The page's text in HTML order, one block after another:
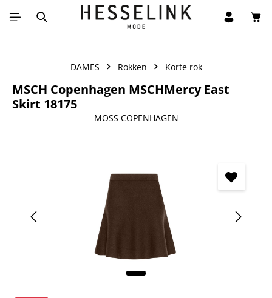
Ga naar de hoofdinhoud
DAMES Rokken Korte rok
MSCH Copenhagen MSCHMercy East
Skirt 18175
MOSS COPENHAGEN